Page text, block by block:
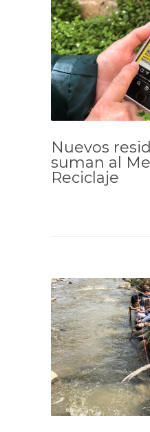
Nuevos
suman al
Reciclaje